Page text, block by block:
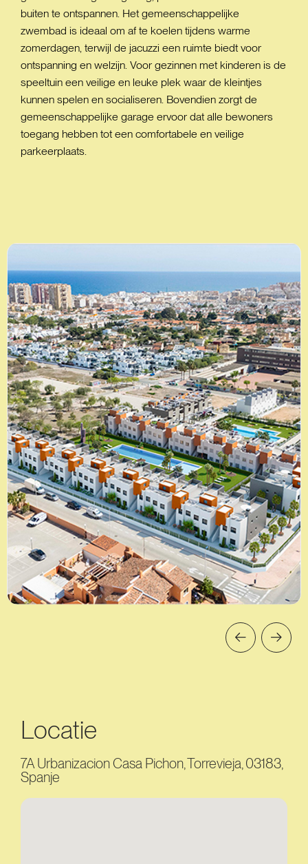
buiten te ontspannen. Het gemeenschappelijke
zwembad is ideaal om af te koelen tijdens warme
zomerdagen, terwijl de jacuzzi een ruimte biedt voor
ontspanning en welzijn. Voor gezinnen met kinderen is de
speeltuin een veilige en leuke plek waar de kleintjes
kunnen spelen en socialiseren. Bovendien zorgt de
gemeenschappelijke garage ervoor dat alle bewoners
toegang hebben tot een comfortabele en veilige
parkeerplaats.
Locatie
7A Urbanizacion Casa Pichon, Torrevieja, 03183,
Spanje